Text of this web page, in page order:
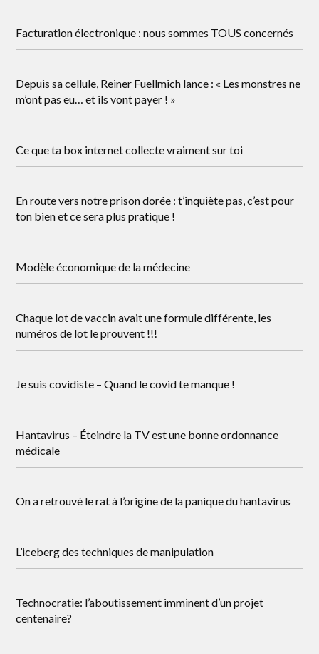
Facturation électronique : nous sommes TOUS concernés
Depuis sa cellule, Reiner Fuellmich lance : « Les monstres ne
m’ont pas eu… et ils vont payer ! »
Ce que ta box internet collecte vraiment sur toi
En route vers notre prison dorée : t’inquiète pas, c’est pour
ton bien et ce sera plus pratique !
Modèle économique de la médecine
Chaque lot de vaccin avait une formule différente, les
numéros de lot le prouvent !!!
Je suis covidiste – Quand le covid te manque !
Hantavirus – Éteindre la TV est une bonne ordonnance
médicale
On a retrouvé le rat à l’origine de la panique du hantavirus
L’iceberg des techniques de manipulation
Technocratie: l’aboutissement imminent d’un projet
centenaire?